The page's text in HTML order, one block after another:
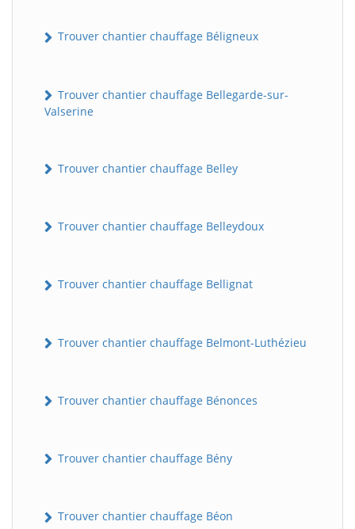
Trouver chantier chauffage Béligneux
Trouver chantier chauffage Bellegarde-sur-
Valserine
Trouver chantier chauffage Belley
Trouver chantier chauffage Belleydoux
Trouver chantier chauffage Bellignat
Trouver chantier chauffage Belmont-Luthézieu
Trouver chantier chauffage Bénonces
Trouver chantier chauffage Bény
Trouver chantier chauffage Béon